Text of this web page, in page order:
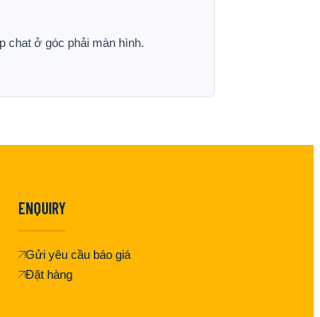
chat ở góc phải màn hình.
ENQUIRY
Gửi yêu cầu báo giá
Đặt hàng